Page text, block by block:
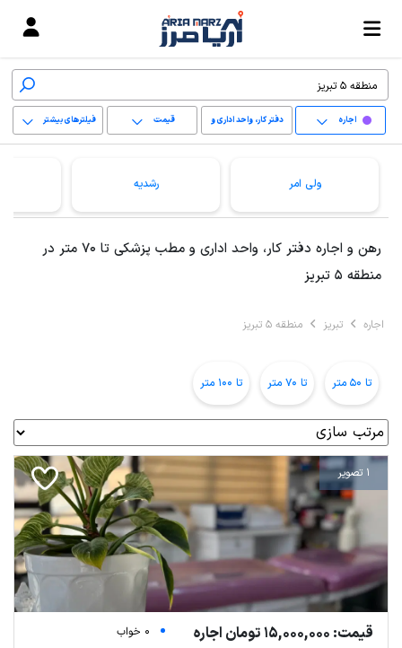
اجاره دفتر کار، واحد اداری و
مطب پزشکی
قیمت فیلترهای بیشتر
پاک کردن محدوده
ولی امر رشدیه
رهن و اجاره دفتر کار، واحد اداری و مطب پزشکی تا 70 متر در
منطقه 5 تبریز
اجاره تبریز منطقه 5 تبریز
تا 50 متر تا 70 متر تا 100 متر
1 تصویر
قیمت: 15,000,000 تومان اجاره
0 خواب